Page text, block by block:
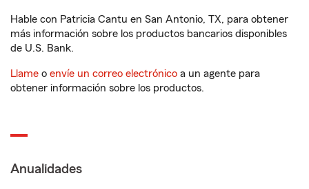
Hable con Patricia Cantu en San Antonio, TX, para obtener
más información sobre los productos bancarios disponibles
de U.S. Bank.
Llame o envíe un correo electrónico a un agente para
obtener información sobre los productos.
Anualidades